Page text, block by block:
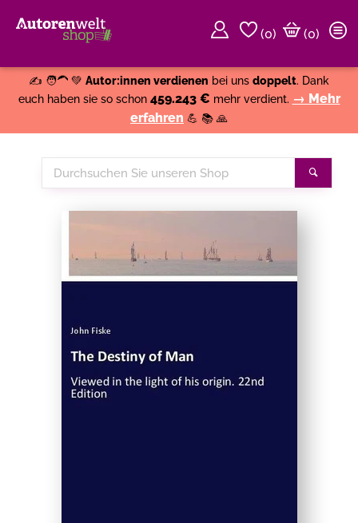
(0)
(0)
✍️ 🧑‍🦱 💚 Autor:innen verdienen bei uns doppelt. Dank
euch haben sie so schon 459.243 € mehr verdient. → Mehr
erfahren 💪 📚 🙏
Durchsuchen
Sie